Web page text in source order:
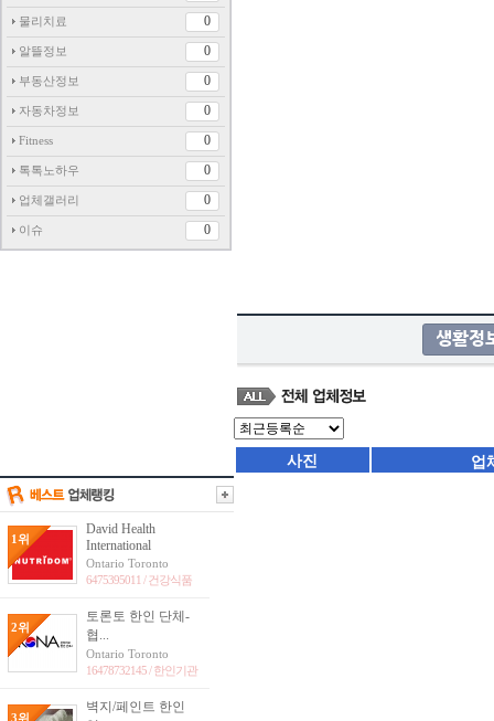
물리치료 0
알뜰정보 0
부동산정보 0
자동차정보 0
Fitness 0
톡톡노하우 0
업체갤러리 0
이슈 0
1위
David Health
International
Ontario Toronto
6475395011 /건강식품
2위
토론토 한인 단체-
협...
Ontario Toronto
16478732145 /한인기관
3위
벽지/페인트 한인
사진 업